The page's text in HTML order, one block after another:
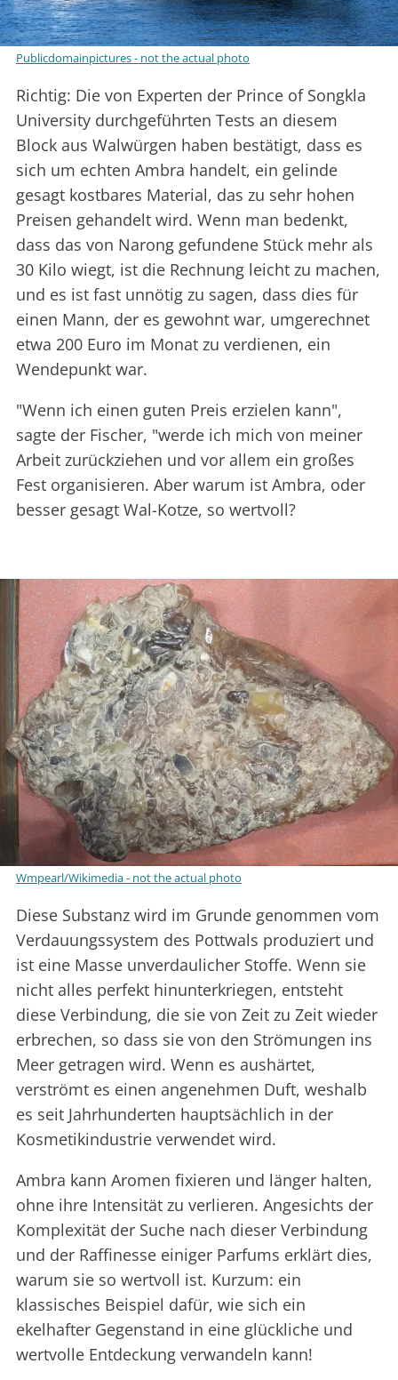
Publicdomainpictures - not the actual photo
Richtig: Die von Experten der Prince of Songkla
University durchgeführten Tests an diesem
Block aus Walwürgen haben bestätigt, dass es
sich um echten Ambra handelt, ein gelinde
gesagt kostbares Material, das zu sehr hohen
Preisen gehandelt wird. Wenn man bedenkt,
dass das von Narong gefundene Stück mehr als
30 Kilo wiegt, ist die Rechnung leicht zu machen,
und es ist fast unnötig zu sagen, dass dies für
einen Mann, der es gewohnt war, umgerechnet
etwa 200 Euro im Monat zu verdienen, ein
Wendepunkt war.
"Wenn ich einen guten Preis erzielen kann",
sagte der Fischer, "werde ich mich von meiner
Arbeit zurückziehen und vor allem ein großes
Fest organisieren. Aber warum ist Ambra, oder
besser gesagt Wal-Kotze, so wertvoll?
Wmpearl/Wikimedia - not the actual photo
Diese Substanz wird im Grunde genommen vom
Verdauungssystem des Pottwals produziert und
ist eine Masse unverdaulicher Stoffe. Wenn sie
nicht alles perfekt hinunterkriegen, entsteht
diese Verbindung, die sie von Zeit zu Zeit wieder
erbrechen, so dass sie von den Strömungen ins
Meer getragen wird. Wenn es aushärtet,
verströmt es einen angenehmen Duft, weshalb
es seit Jahrhunderten hauptsächlich in der
Kosmetikindustrie verwendet wird.
Ambra kann Aromen fixieren und länger halten,
ohne ihre Intensität zu verlieren. Angesichts der
Komplexität der Suche nach dieser Verbindung
und der Raffinesse einiger Parfums erklärt dies,
warum sie so wertvoll ist. Kurzum: ein
klassisches Beispiel dafür, wie sich ein
ekelhafter Gegenstand in eine glückliche und
wertvolle Entdeckung verwandeln kann!